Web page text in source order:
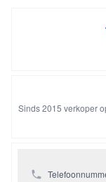
Sinds 2015 verkoper